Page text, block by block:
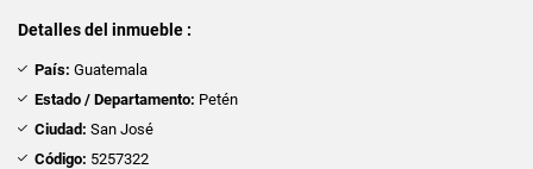
Detalles del inmueble :
País: Guatemala
Estado / Departamento: Petén
Ciudad: San José
Código: 5257322